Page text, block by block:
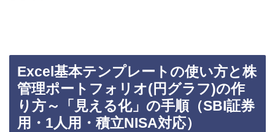
Excel基本テンプレートの使い方と株
管理ポートフォリオ(円グラフ)の作
り方～「見える化」の手順（SBI証券
用・1人用・積立NISA対応）